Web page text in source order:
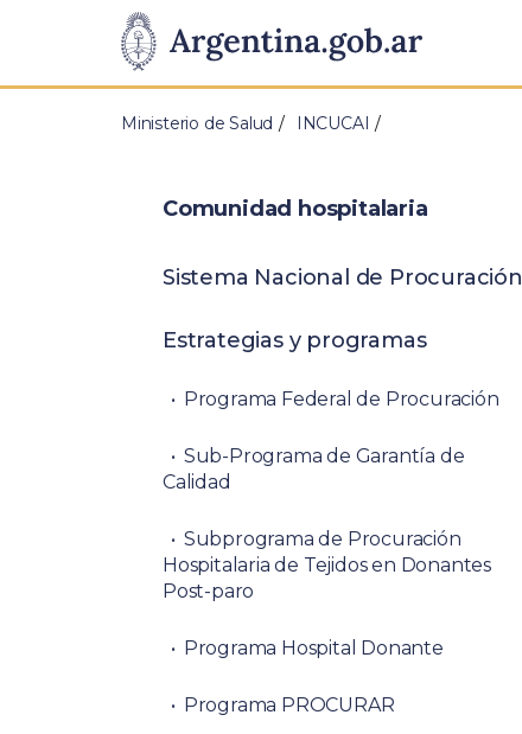
Presidencia
de
Pasar al contenido principal
Ministerio de Salud INCUCAI
Comunidad hospitalaria
Sistema Nacional de Procuración
Estrategias y programas
Programa Federal de Procuración
Sub-Programa de Garantía de
Calidad
Subprograma de Procuración
Hospitalaria de Tejidos en Donantes
Post-paro
Programa Hospital Donante
Programa PROCURAR